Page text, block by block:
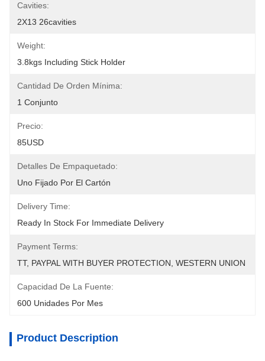
Cavities:
2X13 26cavities
Weight:
3.8kgs Including Stick Holder
Cantidad De Orden Mínima:
1 Conjunto
Precio:
85USD
Detalles De Empaquetado:
Uno Fijado Por El Cartón
Delivery Time:
Ready In Stock For Immediate Delivery
Payment Terms:
TT, PAYPAL WITH BUYER PROTECTION, WESTERN UNION
Capacidad De La Fuente:
600 Unidades Por Mes
Product Description